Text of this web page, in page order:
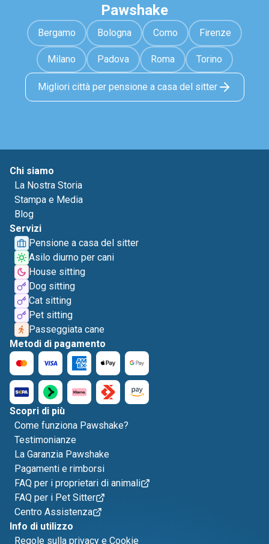
Pawshake
Bergamo Bologna Como Firenze
Milano Padova Roma Torino
Migliori città per pensione a casa del sitter
Chi siamo
La Nostra Storia
Stampa e Media
Blog
Servizi
Pensione a casa del sitter
Asilo diurno per cani
House sitting
Dog sitting
Cat sitting
Pet sitting
Passeggiata cane
Metodi di pagamento
Scopri di più
Come funziona Pawshake?
Testimonianze
La Garanzia Pawshake
Pagamenti e rimborsi
FAQ per i proprietari di animali
FAQ per i Pet Sitter
Centro Assistenza
Info di utilizzo
Regole sulla privacy e Cookie